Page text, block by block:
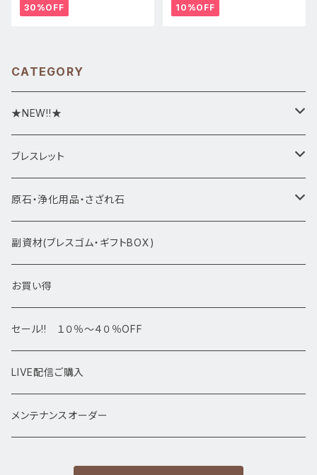
30%OFF 10%OFF
CATEGORY
★NEW!!★
★新入荷1/28~
ブレスレット
ブレスレット1点物
アマビエシリーズ
デザインブレス
高級・高品質ブレスレット
サイズ
13㎜以上
原石・浄化用品・さざれ石
浄化さざれ石
ポイント・タワー・タンブル
スフィア 丸玉
置物
原石・クラスター
副資材(ブレスゴム・ギフトBOX)
お買い得
セール!! １０％～４０％OFF
LIVE配信ご購入
メンテナンスオーダー